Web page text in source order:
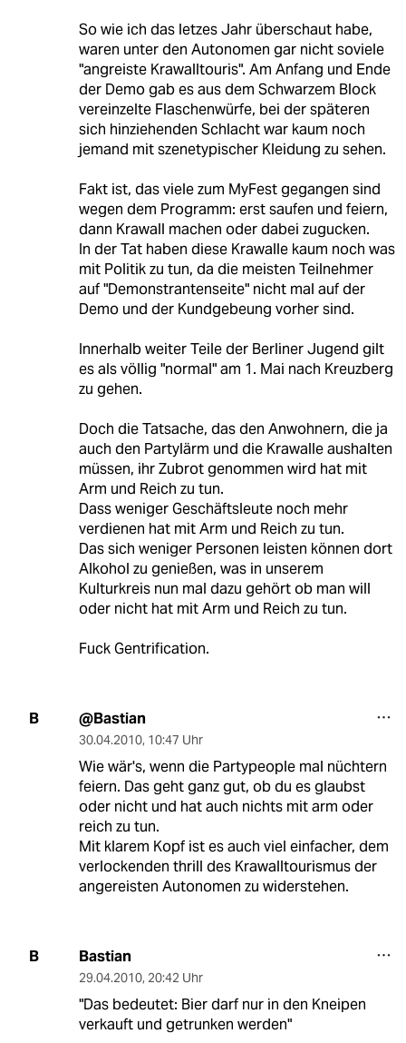
So wie ich das letzes Jahr überschaut habe,
waren unter den Autonomen gar nicht soviele
"angreiste Krawalltouris". Am Anfang und Ende
der Demo gab es aus dem Schwarzem Block
vereinzelte Flaschenwürfe, bei der späteren
sich hinziehenden Schlacht war kaum noch
jemand mit szenetypischer Kleidung zu sehen.
Fakt ist, das viele zum MyFest gegangen sind
wegen dem Programm: erst saufen und feiern,
dann Krawall machen oder dabei zugucken.
In der Tat haben diese Krawalle kaum noch was
mit Politik zu tun, da die meisten Teilnehmer
auf "Demonstrantenseite" nicht mal auf der
Demo und der Kundgebeung vorher sind.
Innerhalb weiter Teile der Berliner Jugend gilt
es als völlig "normal" am 1. Mai nach Kreuzberg
zu gehen.
Doch die Tatsache, das den Anwohnern, die ja
auch den Partylärm und die Krawalle aushalten
müssen, ihr Zubrot genommen wird hat mit
Arm und Reich zu tun.
Dass weniger Geschäftsleute noch mehr
verdienen hat mit Arm und Reich zu tun.
Das sich weniger Personen leisten können dort
Alkohol zu genießen, was in unserem
Kulturkreis nun mal dazu gehört ob man will
oder nicht hat mit Arm und Reich zu tun.
Fuck Gentrification.
B @Bastian
30.04.2010, 10:47 Uhr
Wie wär's, wenn die Partypeople mal nüchtern
feiern. Das geht ganz gut, ob du es glaubst
oder nicht und hat auch nichts mit arm oder
reich zu tun.
Mit klarem Kopf ist es auch viel einfacher, dem
verlockenden thrill des Krawalltourismus der
angereisten Autonomen zu widerstehen.
B Bastian
29.04.2010, 20:42 Uhr
"Das bedeutet: Bier darf nur in den Kneipen
verkauft und getrunken werden"